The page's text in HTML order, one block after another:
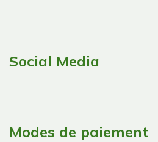
Social Media
Modes de paiement